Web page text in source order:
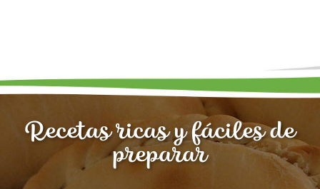
Recetas ricas y fáciles de
preparar